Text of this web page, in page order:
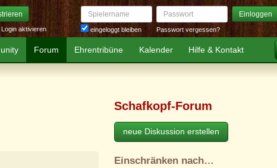
Login aktivieren
Spielername
eingeloggt bleiben
Passwort Einloggen
Passwort vergessen?
Forum Ehrentribüne Kalender Hilfe & Kontakt
Schafkopf-Forum
neue Diskussion erstellen
Einschränken nach…